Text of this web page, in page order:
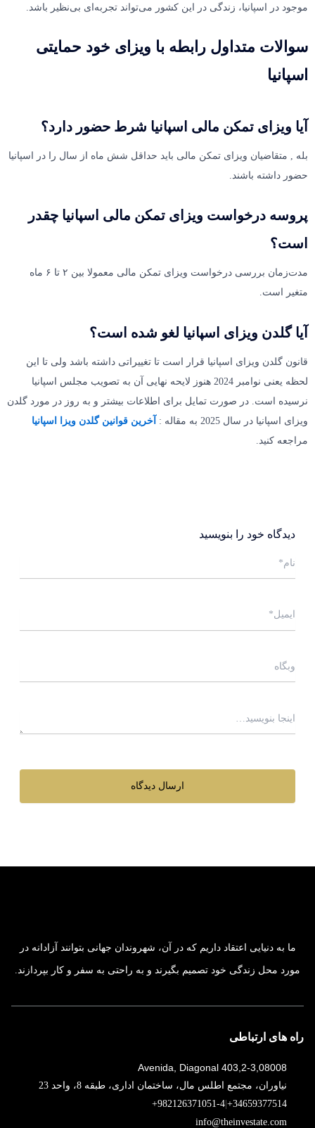
موجود در اسپانیا، زندگی در این کشور می‌تواند تجربه‌ای بی‌نظیر باشد.
سوالات متداول رابطه با ویزای خود حمایتی
اسپانیا
آیا ویزای تمکن مالی اسپانیا شرط حضور دارد؟
بله , متقاضیان ویزای تمکن مالی باید حداقل شش ماه از سال را در اسپانیا
حضور داشته باشند.
پروسه درخواست ویزای تمکن مالی اسپانیا چقدر
است؟
مدت‌زمان بررسی درخواست ویزای تمکن مالی معمولا بین ۲ تا ۶ ماه
متغیر است.
آیا گلدن ویزای اسپانیا لغو شده است؟
قانون گلدن ویزای اسپانیا قرار است تا تغییراتی داشته باشد ولی تا این
لحظه یعنی نوامبر 2024 هنوز لایحه نهایی آن به تصویب مجلس اسپانیا
نرسیده است. در صورت تمایل برای اطلاعات بیشتر و به روز در مورد گلدن
ویزای اسپانیا در سال 2025 به مقاله :
آخرین قوانین گلدن ویزا اسپانیا
مراجعه کنید.
دیدگاه‌ خود را بنویسید
اینجا
بنویسید…
نام*
ایمیل*
وبگاه
ما به دنیایی اعتقاد داریم که در آن، شهروندان جهانی بتوانند آزادانه در
مورد محل زندگی خود تصمیم بگیرند و به ‌راحتی به سفر و کار بپردازند.
راه های ارتباطی
Avenida, Diagonal 403,2-3,08008
نیاوران، مجتمع اطلس مال، ساختمان اداری، طبقه 8، واحد 23
+34659377514
+982126371051-4
info@theinvestate.com